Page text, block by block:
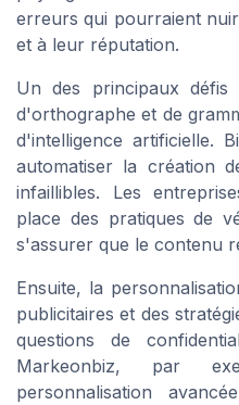
erreurs qui pourraient
et à leur réputation.
Un des principaux
d'orthographe et de
d'intelligence artificielle.
automatiser la création
infaillibles. Les
place des pratiques de
s'assurer que le contenu
Ensuite, la
publicitaires et des
questions de
Markeonbiz, par
personnalisation